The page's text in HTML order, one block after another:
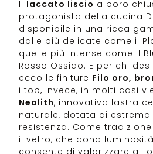
Il laccato liscio a poro
protagonista della cucina
disponibile in una ricca
dalle più delicate come il
quelle più intense come il
Rosso Ossido. E per chi
ecco le finiture Filo oro,
i top, invece, in molti casi
Neolith, innovativa lastra
naturale, dotata di estrema
resistenza. Come
il vetro, che dona
consente di valorizzare gli